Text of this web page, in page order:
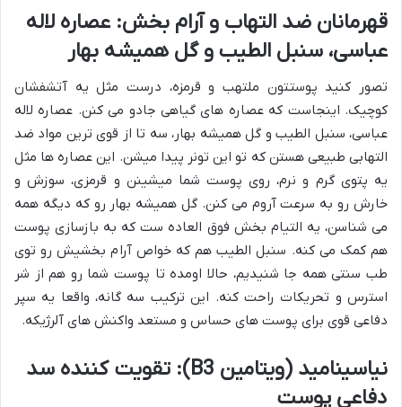
قهرمانان ضد التهاب و آرام بخش: عصاره لاله
عباسی، سنبل الطیب و گل همیشه بهار
تصور کنید پوستتون ملتهب و قرمزه، درست مثل یه آتشفشان
کوچیک. اینجاست که عصاره های گیاهی جادو می کنن. عصاره لاله
عباسی، سنبل الطیب و گل همیشه بهار، سه تا از قوی ترین مواد ضد
التهابی طبیعی هستن که تو این تونر پیدا میشن. این عصاره ها مثل
یه پتوی گرم و نرم، روی پوست شما میشینن و قرمزی، سوزش و
خارش رو به سرعت آروم می کنن. گل همیشه بهار رو که دیگه همه
می شناسن، یه التیام بخش فوق العاده ست که به بازسازی پوست
هم کمک می کنه. سنبل الطیب هم که خواص آرام بخشیش رو توی
طب سنتی همه جا شنیدیم، حالا اومده تا پوست شما رو هم از شر
استرس و تحریکات راحت کنه. این ترکیب سه گانه، واقعا یه سپر
دفاعی قوی برای پوست های حساس و مستعد واکنش های آلرژیکه.
نیاسینامید (ویتامین B3): تقویت کننده سد
دفاعی پوست